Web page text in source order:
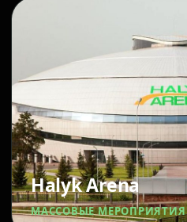
Halyk Arena
МАССОВЫЕ МЕРОПРИЯТИЯ